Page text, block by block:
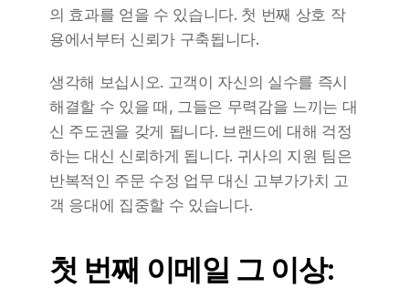
의 효과를 얻을 수 있습니다. 첫 번째 상호 작
용에서부터 신뢰가 구축됩니다.
생각해 보십시오. 고객이 자신의 실수를 즉시
해결할 수 있을 때, 그들은 무력감을 느끼는 대
신 주도권을 갖게 됩니다. 브랜드에 대해 걱정
하는 대신 신뢰하게 됩니다. 귀사의 지원 팀은
반복적인 주문 수정 업무 대신 고부가가치 고
객 응대에 집중할 수 있습니다.
첫 번째 이메일 그 이상: